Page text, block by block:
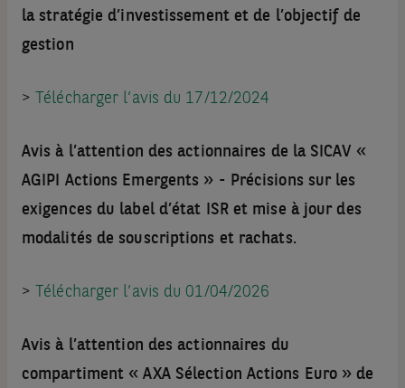
la stratégie d’investissement et de l’objectif de
gestion
> Télécharger l’avis du 17/12/2024
Avis à l’attention des actionnaires de la SICAV «
AGIPI Actions Emergents » - Précisions sur les
exigences du label d’état ISR et mise à jour des
modalités de souscriptions et rachats.
> Télécharger l’avis du 01/04/2026
Avis à l’attention des actionnaires du
compartiment « AXA Sélection Actions Euro » de